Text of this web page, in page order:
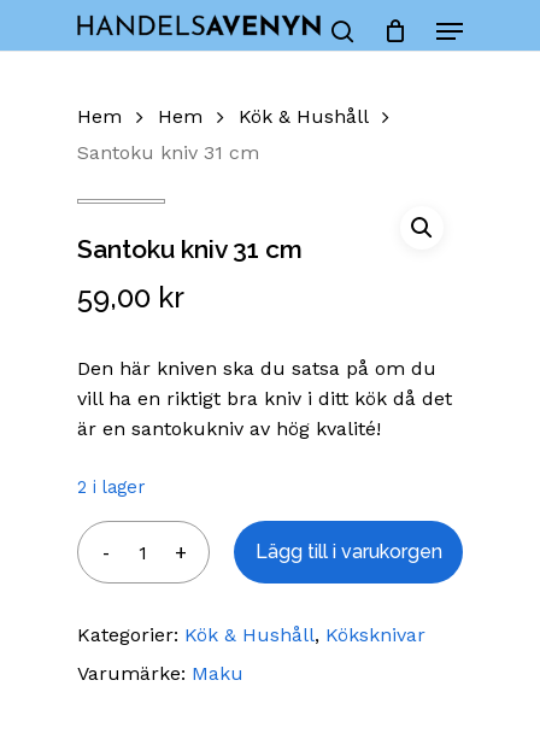
Menu
Cart Close
Hem Hem
Kök & Hushåll
Santoku kniv 31 cm
Santoku kniv 31 cm
59,00 kr
Den här kniven ska du satsa på om du
vill ha en riktigt bra kniv i ditt kök då det
är en santokukniv av hög kvalité!
2 i lager
Lägg till i varukorgen
Kategorier: Kök & Hushåll, Köksknivar
Varumärke: Maku